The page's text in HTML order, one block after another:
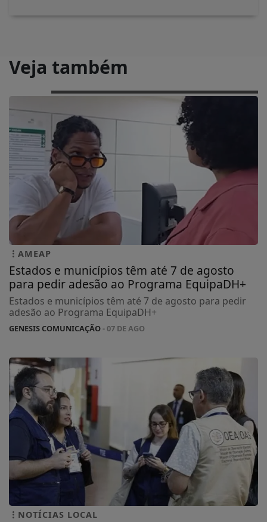
Veja também
AMEAP
Estados e municípios têm até 7 de agosto
para pedir adesão ao Programa EquipaDH+
Estados e municípios têm até 7 de agosto para pedir
adesão ao Programa EquipaDH+
GENESIS COMUNICAÇÃO- 07 DE AGO
NOTÍCIAS LOCAL